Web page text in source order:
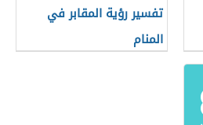
تفسير رؤية المقابر في
المنام